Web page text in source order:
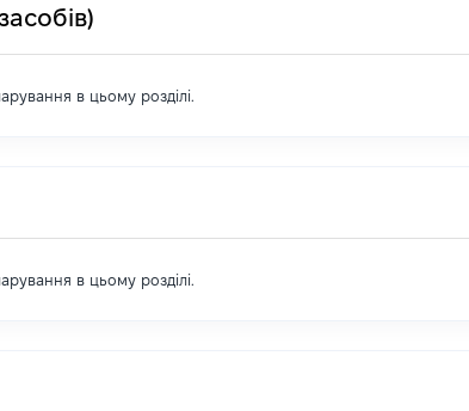
в цьому розділі.
в цьому розділі.